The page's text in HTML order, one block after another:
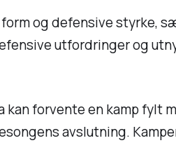
og defensive styrke,
utfordringer og
kan forvente en kamp
avslutning.